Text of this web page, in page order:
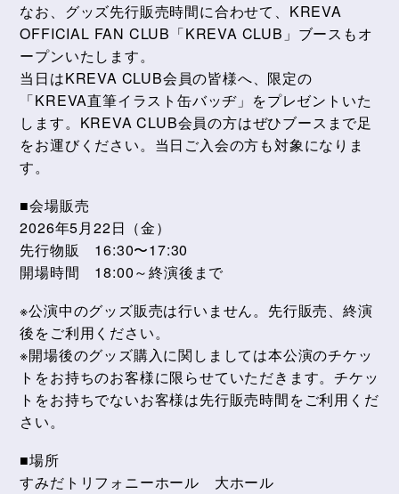
なお、グッズ先行販売時間に合わせて、KREVA
OFFICIAL FAN CLUB「KREVA CLUB」ブースもオ
ープンいたします。
当日はKREVA CLUB会員の皆様へ、限定の
「KREVA直筆イラスト缶バッヂ」をプレゼントいた
します。KREVA CLUB会員の方はぜひブースまで足
をお運びください。当日ご入会の方も対象になりま
す。
■会場販売
2026年5月22日（金）
先行物販 16:30〜17:30
開場時間 18:00～終演後まで
※公演中のグッズ販売は行いません。先行販売、終演
後をご利用ください。
※開場後のグッズ購入に関しましては本公演のチケッ
トをお持ちのお客様に限らせていただきます。チケッ
トをお持ちでないお客様は先行販売時間をご利用くだ
さい。
■場所
すみだトリフォニーホール 大ホール